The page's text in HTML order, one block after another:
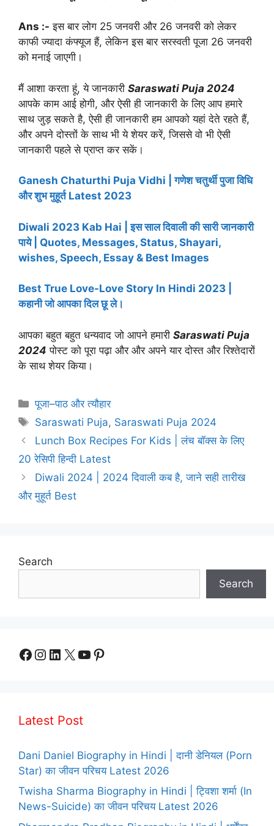
Ans :- इस बार लोग 25 जनवरी और 26 जनवरी को लेकर
काफी ज्यादा कंफ्यूज हैं, लेकिन इस बार सरस्वती पूजा 26 जनवरी
को मनाई जाएगी।
मैं आशा करता हूं, ये जानकारी Saraswati Puja 2024
आपके काम आई होगी, और ऐसी ही जानकारी के लिए आप हमारे
साथ जुड़ सकते है, ऐसी ही जानकारी हम आपको यहां देते रहते हैं,
और अपने दोस्तों के साथ भी ये शेयर करें, जिससे वो भी ऐसी
जानकारी पहले से प्राप्त कर सकें।
Ganesh Chaturthi Puja Vidhi | गणेश चतुर्थी पुजा विधि
और शुभ मुहूर्त Latest 2023
Diwali 2023 Kab Hai | इस साल दिवाली की सारी जानकारी
पाये | Quotes, Messages, Status, Shayari,
wishes, Speech, Essay & Best Images
Best True Love-Love Story In Hindi 2023 |
कहानी जो आपका दिल छू ले।
आपका बहुत बहुत धन्यवाद जो आपने हमारी Saraswati Puja
2024 पोस्ट को पूरा पढ़ा और और अपने यार दोस्त और रिश्तेदारों
के साथ शेयर किया ।
Categories
पूजा–पाठ और त्यौहार
Tags
Saraswati Puja, Saraswati Puja 2024
Lunch Box Recipes For Kids | लंच बॉक्स के लिए
20 रेसिपी हिन्दी Latest
Diwali 2024 | 2024 दिवाली कब है, जाने सही तारीख
और मुहूर्त Best
Search
Search
Facebook
Instagram
LinkedIn
X YouTube
Pinterest
Latest Post
Dani Daniel Biography in Hindi | दानी डेनियल (Porn
Star) का जीवन परिचय Latest 2026
Twisha Sharma Biography in Hindi | ट्विशा शर्मा (In
News-Suicide) का जीवन परिचय Latest 2026